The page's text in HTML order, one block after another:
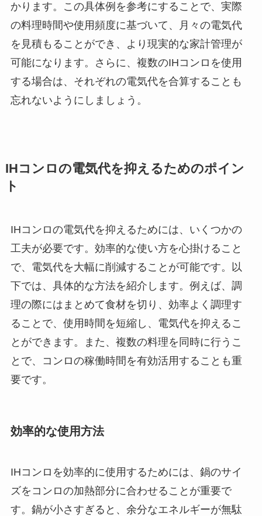
かります。この具体例を参考にすることで、実際
の料理時間や使用頻度に基づいて、月々の電気代
を見積もることができ、より現実的な家計管理が
可能になります。さらに、複数のIHコンロを使用
する場合は、それぞれの電気代を合算することも
忘れないようにしましょう。
IHコンロの電気代を抑えるためのポイン
ト
IHコンロの電気代を抑えるためには、いくつかの
工夫が必要です。効率的な使い方を心掛けること
で、電気代を大幅に削減することが可能です。以
下では、具体的な方法を紹介します。例えば、調
理の際にはまとめて食材を切り、効率よく調理す
ることで、使用時間を短縮し、電気代を抑えるこ
とができます。また、複数の料理を同時に行うこ
とで、コンロの稼働時間を有効活用することも重
要です。
効率的な使用方法
IHコンロを効率的に使用するためには、鍋のサイ
ズをコンロの加熱部分に合わせることが重要で
す。鍋が小さすぎると、余分なエネルギーが無駄